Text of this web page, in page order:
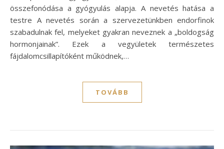
összefonódása a gyógyulás alapja. A nevetés hatása a
testre A nevetés során a szervezetünkben endorfinok
szabadulnak fel, melyeket gyakran neveznek a „boldogság
hormonjainak”. Ezek a vegyületek természetes
fájdalomcsillapítóként működnek,…
TOVÁBB